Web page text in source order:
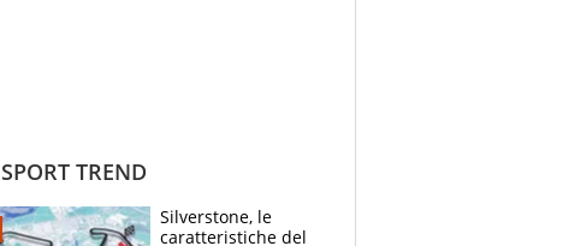
SPORT TREND
Silverstone, le
caratteristiche del